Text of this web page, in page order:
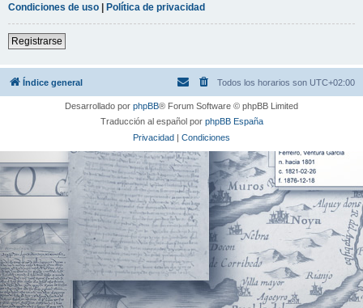
Condiciones de uso | Política de privacidad
Registrarse
Índice general Todos los horarios son UTC+02:00
Desarrollado por phpBB® Forum Software © phpBB Limited
Traducción al español por phpBB España
Privacidad | Condiciones